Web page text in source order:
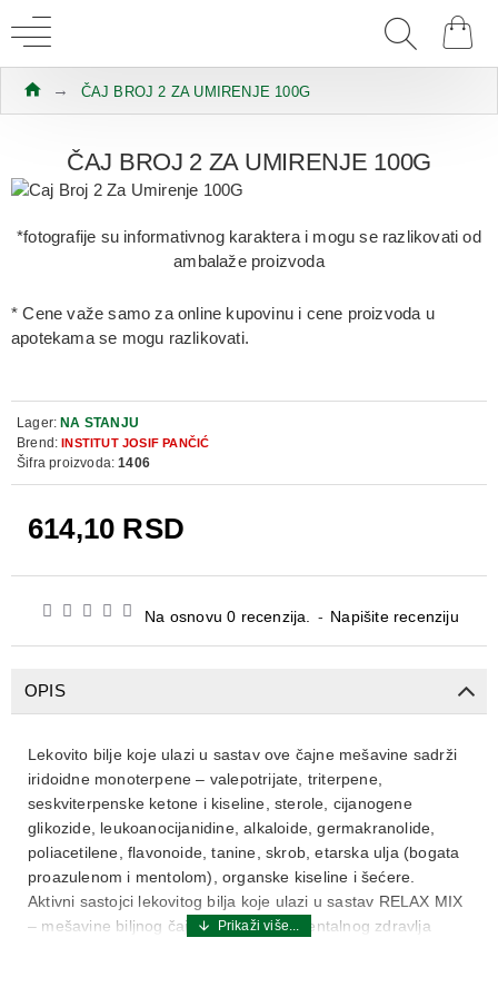
ČAJ BROJ 2 ZA UMIRENJE 100G
ČAJ BROJ 2 ZA UMIRENJE 100G
*fotografije su informativnog karaktera i mogu se razlikovati od
ambalaže proizvoda
* Cene važe samo za online kupovinu i cene proizvoda u
apotekama se mogu razlikovati.
Na osnovu 0 recenzija. - Napišite recenziju
614,10 RSD
Lager: NA STANJU
Brend: INSTITUT JOSIF PANČIĆ
Šifra proizvoda: 1406
OPIS
Lekovito bilje koje ulazi u sastav ove čajne mešavine sadrži
iridoidne monoterpene – valepotrijate, triterpene,
seskviterpenske ketone i kiseline, sterole, cijanogene
glikozide, leukoanocijanidine, alkaloide, germakranolide,
poliacetilene, flavonoide, tanine, skrob, etarska ulja (bogata
proazulenom i mentolom), organske kiseline i šećere.
Aktivni sastojci lekovitog bilja koje ulazi u sastav RELAX MIX
– mešavine biljnog čaja za očuvanje mentalnog zdravlja